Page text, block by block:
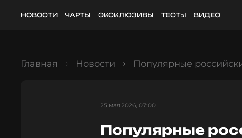
НОВОСТИ ЧАРТЫ ЭКСКЛЮЗИВЫ ТЕСТЫ ВИДЕО
Главная Новости Популярные
25 мая 2026, 07:00
Популярные